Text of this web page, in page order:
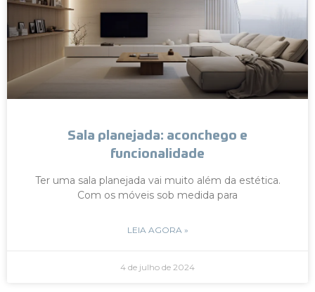
Sala planejada: aconchego e
funcionalidade
Ter uma sala planejada vai muito além da estética.
Com os móveis sob medida para
LEIA AGORA »
4 de julho de 2024